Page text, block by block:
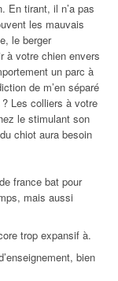
En tirant, il n’a pas
les mauvais
le berger
à votre chien envers
un parc à
de m’en séparé
? Les colliers à votre
le stimulant son
chiot aura besoin
france bat pour
mais aussi
trop expansif à.
bien